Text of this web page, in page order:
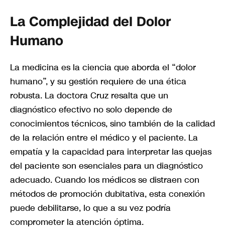
La Complejidad del Dolor
Humano
La medicina es la ciencia que aborda el “dolor
humano”, y su gestión requiere de una ética
robusta. La doctora Cruz resalta que un
diagnóstico efectivo no solo depende de
conocimientos técnicos, sino también de la calidad
de la relación entre el médico y el paciente. La
empatía y la capacidad para interpretar las quejas
del paciente son esenciales para un diagnóstico
adecuado. Cuando los médicos se distraen con
métodos de promoción dubitativa, esta conexión
puede debilitarse, lo que a su vez podría
comprometer la atención óptima.